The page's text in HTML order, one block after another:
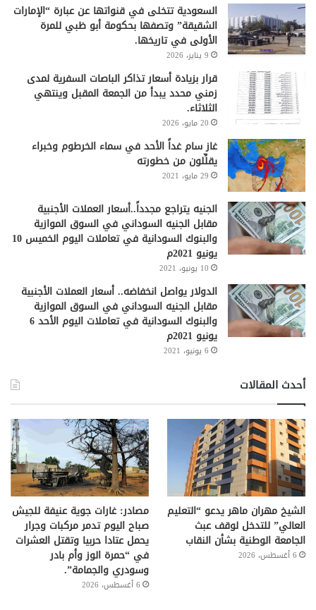
السعودية تتخلى في قنواتها عن عبارة “الإمارات
الشقيقة” وتصفها بحكومة أبو ظبي للمرة
الأولى في تاريخها.
9 يناير، 2026
قرار بزيادة أسعار تذاكر الباصات السفرية لمدى
زمني محدد يبدأ من الجمعة المقبل وينتهي
الثلاثاء.
20 مايو، 2026
غاز سام غداً الأحد في سماء الخرطوم وخبراء
يقلِّلون من خطورته
29 مايو، 2021
الجنيه يتراجع مجدداً..أسعار العملات الأجنبية
مقابل الجنيه السوداني في السوق الموازية
والبنوك السودانية في تعاملات اليوم الخميس 10
يونيو 2021م
10 يونيو، 2021
الدولار يواصل انخفاضه.. أسعار العملات الأجنبية
مقابل الجنيه السوداني في السوق الموازية
والبنوك السودانية في تعاملات اليوم الأحد 6
يونيو 2021م
6 يونيو، 2021
أحدث المقالات
الشيخ مهران ماهر يدعو “التعليم
العالي” للتدخل لوقف عبث
الجامعة الوطنية بشأن النقاب
6 أغسطس، 2026
مصادر: غارات جوية عنيفة للجيش
صباح اليوم تدمر مركبات وجرار
يحمل عتادا حربيا وتقتل العشرات
في “حمرة الوز وأم بادر
وسودري والجمامة”.
6 أغسطس، 2026